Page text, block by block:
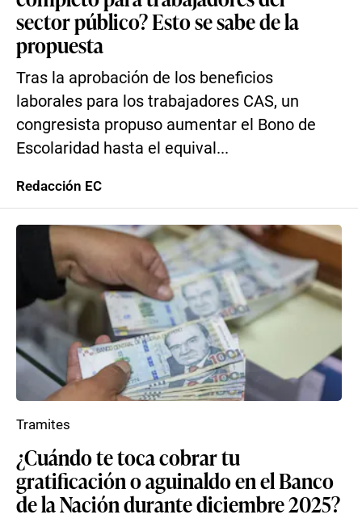
sector público? Esto se sabe de la
propuesta
Tras la aprobación de los beneficios
laborales para los trabajadores CAS, un
congresista propuso aumentar el Bono de
Escolaridad hasta el equival...
Redacción EC
¿Cuándo te toca cobrar tu
gratificación o aguinaldo en el Banco
de la Nación durante diciembre 2025?
Tramites